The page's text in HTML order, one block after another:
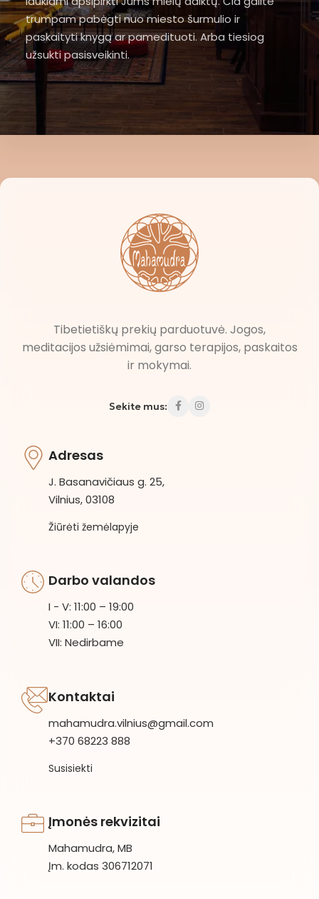
trumpam pabėgti nuo miesto šurmulio ir
paskaityti knygą ar pamedituoti. Arba tiesiog
užsukti pasisveikinti.
Tibetietiškų prekių parduotuvė. Jogos,
meditacijos užsiėmimai, garso terapijos, paskaitos
ir mokymai.
Sekite mus:
Adresas
J. Basanavičiaus g. 25,
Vilnius, 03108
Žiūrėti žemėlapyje
Darbo valandos
I - V: 11:00 – 19:00
VI: 11:00 – 16:00
VII: Nedirbame
Kontaktai
mahamudra.vilnius@gmail.com
+370 68223 888
Susisiekti
Įmonės rekvizitai
Mahamudra, MB
Įm. kodas 306712071